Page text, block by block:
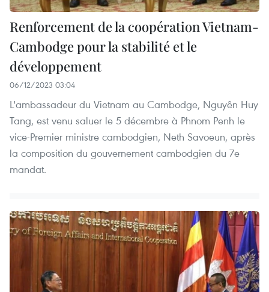
Renforcement de la coopération Vietnam-
Cambodge pour la stabilité et le
développement
06/12/2023 03:04
L'ambassadeur du Vietnam au Cambodge, Nguyên Huy
Tang, est venu saluer le 5 décembre à Phnom Penh le
vice-Premier ministre cambodgien, Neth Savoeun, après
la composition du gouvernement cambodgien du 7e
mandat.